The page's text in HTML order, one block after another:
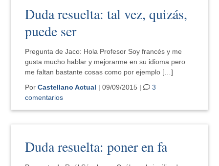
Duda resuelta: tal vez, quizás,
puede ser
Pregunta de Jaco: Hola Profesor Soy francés y me
gusta mucho hablar y mejorarme en su idioma pero
me faltan bastante cosas como por ejemplo […]
PorCastellano Actual | 09/09/2015 |
3
comentarios
Duda resuelta: poner en fa